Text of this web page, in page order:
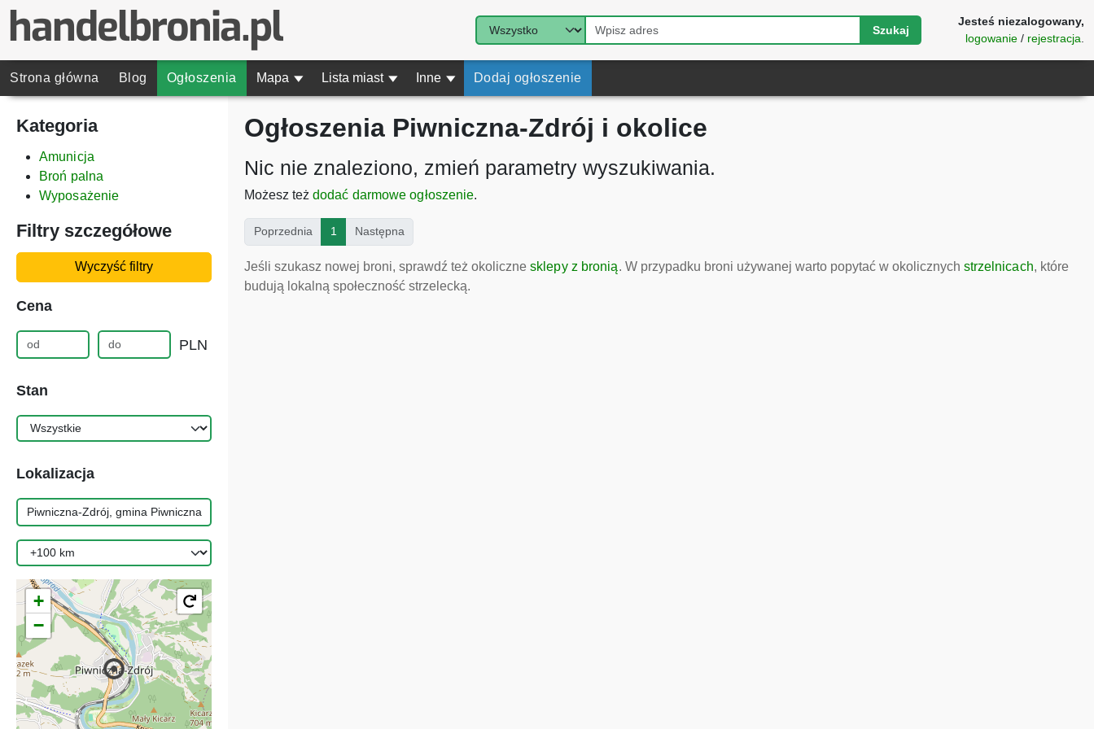
Szukaj
Jesteś niezalogowany,
logowanie / rejestracja
Strona główna Blog Ogłoszenia Mapa ▾ Lista miast ▾ Inne ▾ Dodaj ogłoszenie
Kategoria
Amunicja
Broń palna
Wyposażenie
Filtry szczegółowe
Wyczyść filtry
Cena
PLN
Stan
Lokalizacja
+
−
Ogłoszenia Piwniczna-Zdrój i okolice
Nic nie znaleziono, zmień parametry wyszukiwania.
Możesz też dodać darmowe ogłoszenie.
Poprzednia 1 (current)
Następna
Jeśli szukasz nowej broni, sprawdź też okoliczne sklepy z bronią. W przypadku broni używanej warto popytać w okolicznych strzelnicach, które
budują lokalną społeczność strzelecką.